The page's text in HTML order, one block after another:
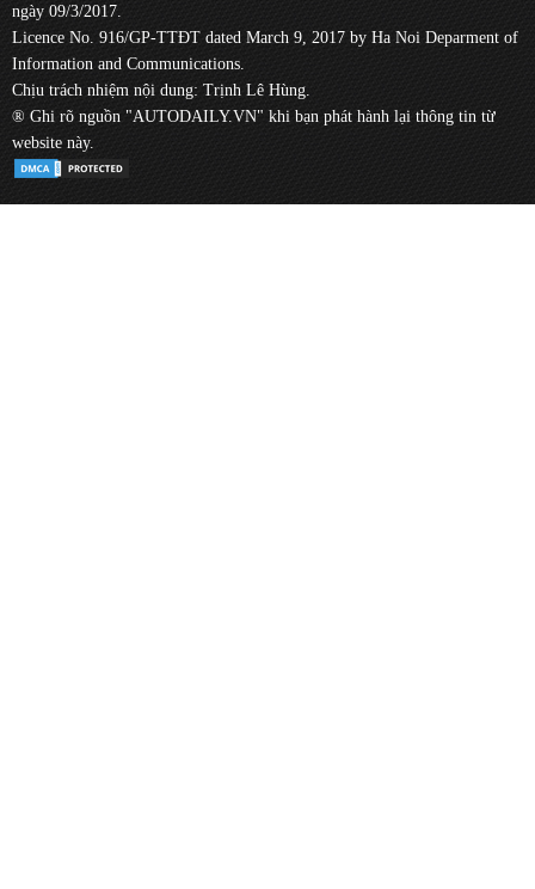
ngày 09/3/2017.
Licence No. 916/GP-TTĐT dated March 9, 2017 by Ha Noi Deparment of
Information and Communications.
Chịu trách nhiệm nội dung: Trịnh Lê Hùng.
® Ghi rõ nguồn "AUTODAILY.VN" khi bạn phát hành lại thông tin từ
website này.